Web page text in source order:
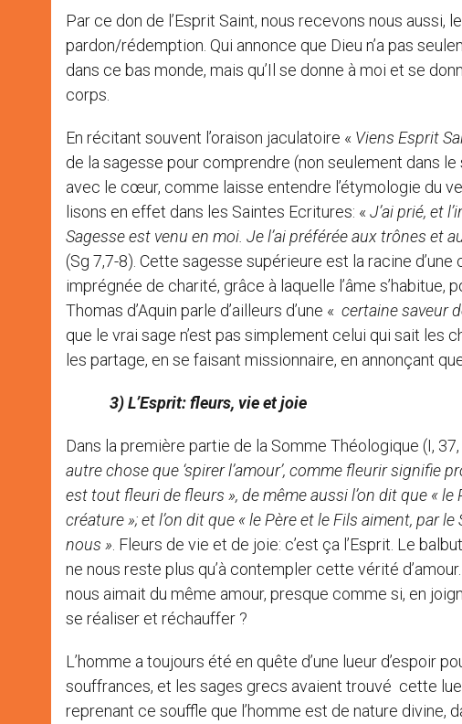
Par ce don de l’Esprit Saint, nous recevons nous aussi,
pardon/rédemption. Qui annonce que Dieu n’a pas
dans ce bas monde, mais qu’Il se donne à moi et se
corps.
En récitant souvent l’oraison jaculatoire « Viens Esprit
de la sagesse pour comprendre (non seulement dans
avec le cœur, comme laisse entendre l’étymologie du
lisons en effet dans les Saintes Ecritures: « J’ai prié, et
Sagesse est venu en moi. Je l’ai préférée aux trônes et
(Sg 7,7-8). Cette sagesse supérieure est la racine
imprégnée de charité, grâce à laquelle l’âme
Thomas d’Aquin parle d’ailleurs d’une « certaine saveur
que le vrai sage n’est pas simplement celui qui sait les
les partage, en se faisant missionnaire, en annonçant
3) L’Esprit: fleurs, vie et joie
Dans la première partie de la Somme Théologique (I, 37,
autre chose que ‘spirer l’amour’, comme fleurir signifie
est tout fleuri de fleurs », de même aussi l’on dit que «
créature »; et l’on dit que « le Père et le Fils aiment, par
nous » . Fleurs de vie et de joie: c’est ça l’Esprit. Le
ne nous reste plus qu’à contempler cette vérité
nous aimait du même amour, presque comme si, en
se réaliser et réchauffer ?
L’homme a toujours été en quête d’une lueur d’espoir
souffrances, et les sages grecs avaient trouvé cette
reprenant ce souffle que l’homme est de nature divine,